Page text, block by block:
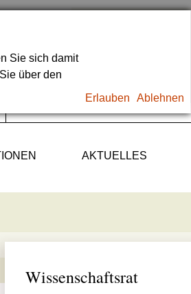
Sie sich damit
über den
Erlauben Ablehnen
AKTUELLES
Wissenschaftsrat